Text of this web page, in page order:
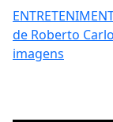
de Roberto
imagens